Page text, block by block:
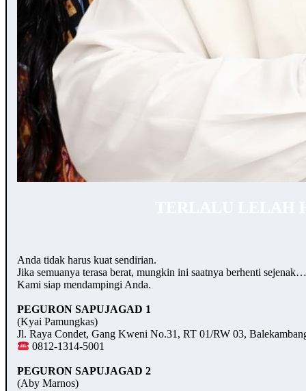
Anda tidak harus kuat sendirian.
Jika semuanya terasa berat, mungkin ini saatnya berhenti
Kami siap mendampingi Anda.
PEGURON SAPUJAGAD 1
(Kyai Pamungkas)
Jl. Raya Condet, Gang Kweni No.31, RT 01/RW 03,
0812-1314-5001
PEGURON SAPUJAGAD 2
(Aby Marnos)